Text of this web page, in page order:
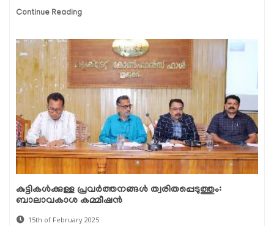
Continue Reading
കുട്ടികൾക്കുള്ള പ്രവർത്തനങ്ങൾ ത്വരിതപ്പെടുത്തും:
ബാലാവകാശ കമ്മീഷൻ
15th of February 2025